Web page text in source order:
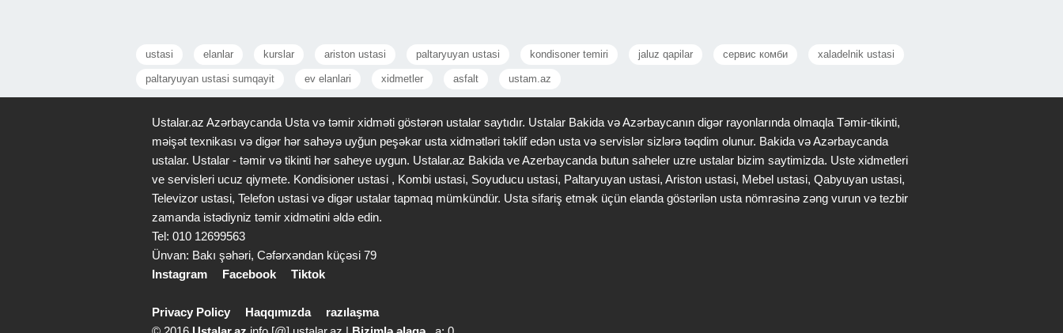
ustasi elanlar kurslar ariston ustasi paltaryuyan ustasi kondisoner temiri jaluz qapilar сервис комби xaladelnik ustasi
paltaryuyan ustasi sumqayit ev elanlari xidmetler asfalt ustam.az
Ustalar.az Azərbaycanda Usta və təmir xidməti göstərən ustalar saytıdır. Ustalar Bakida və Azərbaycanın digər rayonlarında olmaqla Təmir-tikinti,
məişət texnikası və digər hər sahəyə uyğun peşəkar usta xidmətləri təklif edən usta və servislər sizlərə təqdim olunur. Bakida və Azərbaycanda
ustalar. Ustalar - təmir və tikinti hər saheye uygun. Ustalar.az Bakida ve Azerbaycanda butun saheler uzre ustalar bizim saytimizda. Uste xidmetleri
ve servisleri ucuz qiymete. Kondisioner ustasi , Kombi ustasi, Soyuducu ustasi, Paltaryuyan ustasi, Ariston ustasi, Mebel ustasi, Qabyuyan ustasi,
Televizor ustasi, Telefon ustasi və digər ustalar tapmaq mümkündür. Usta sifariş etmək üçün elanda göstərilən usta nömrəsinə zəng vurun və tezbir
zamanda istədiyniz təmir xidmətini əldə edin.
Tel: 010 12699563
Ünvan: Bakı şəhəri, Cəfərxəndan küçəsi 79
Instagram
Facebook Tiktok
Privacy Policy Haqqımızda
razılaşma